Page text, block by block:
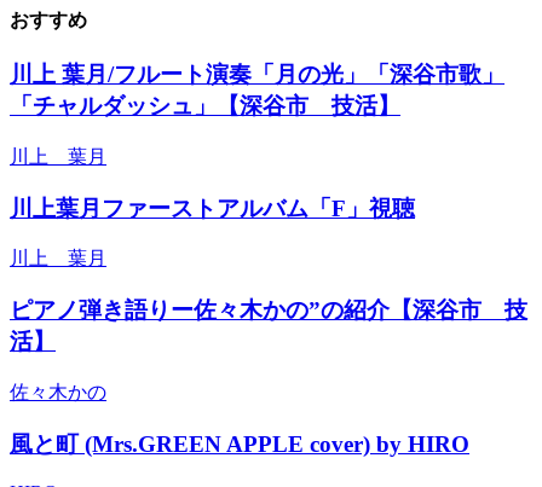
おすすめ
川上 葉月/フルート演奏「月の光」「深谷市歌」
「チャルダッシュ」【深谷市 技活】
川上 葉月
川上葉月ファーストアルバム「F」視聴
川上 葉月
ピアノ弾き語りー佐々木かの”の紹介【深谷市 技
活】
佐々木かの
風と町 (Mrs.GREEN APPLE cover) by HIRO